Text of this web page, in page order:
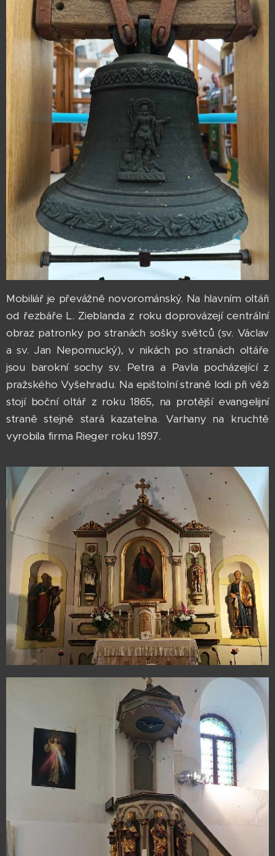
Mobiliář je převážně novorománský. Na hlavním oltáři
od řezbáře L. Zieblanda z roku doprovázejí centrální
obraz patronky po stranách sošky světců (sv. Václav
a sv. Jan Nepomucký), v nikách po stranách oltáře
jsou barokní sochy sv. Petra a Pavla pocházející z
pražského Vyšehradu. Na epištolní straně lodi při věži
stojí boční oltář z roku 1865, na protější evangelijní
straně stejně stará kazatelna. Varhany na kruchtě
vyrobila firma Rieger roku 1897.